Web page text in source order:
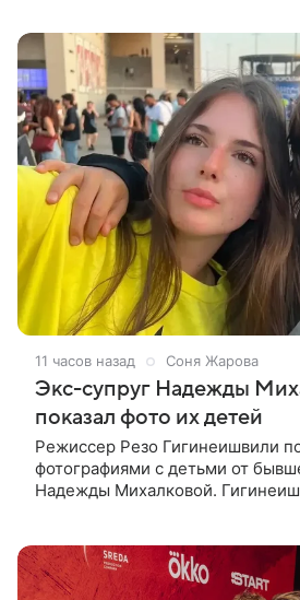
11 часов назад Соня Жарова
Экс-супруг Надежды
показал фото их детей
Режиссер Резо Гигинеишвили
фотографиями с детьми от
Надежды Михалковой.